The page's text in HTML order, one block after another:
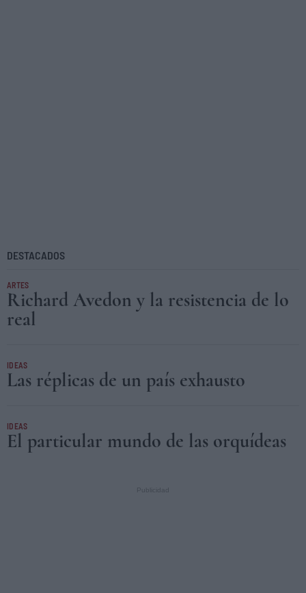
DESTACADOS
ARTES
Richard Avedon y la resistencia de lo
real
IDEAS
Las réplicas de un país exhausto
IDEAS
El particular mundo de las orquídeas